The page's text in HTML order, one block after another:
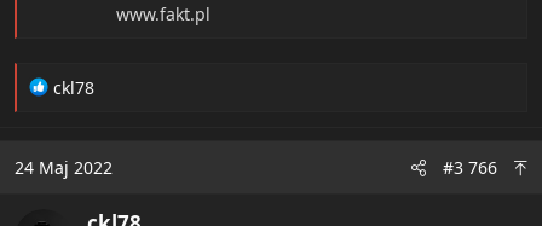
www.fakt.pl
R
t
ckl78
24 Maj 2022 #3 766